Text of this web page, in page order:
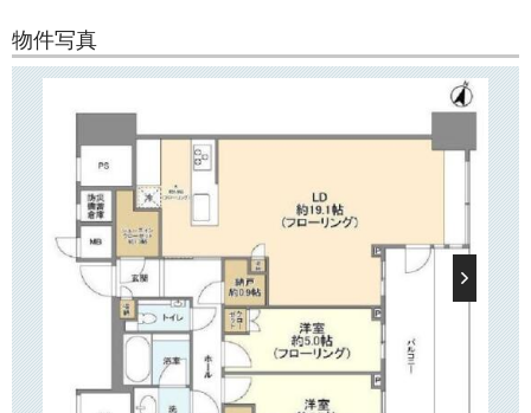
約6.2帖の主寝室にはウォークインクローゼット、
さらには0.9帖の納戸スペースもございますので、
持ち物が多い方でも安心してお住まいいただけます！
文京区小石川1丁目の分譲賃貸マンション「パークコート文京小石川
ザ タワー」。
都営三田線・大江戸線「春日」駅徒歩1分。
東京メトロ南北線・丸ノ内線「後楽園」駅徒歩2分。
複数路線利用可の好立地が魅力です。
2021年3月竣工・地上40階建て。
春日・後楽園駅前の再開発で誕生した高層マンションです。
TVモニターつきオートロックや宅配ボックス、防犯カメラはもちろんの
こと、24時間有人管理（コンシェルジュサービスつき）で安心してお住
物件写真